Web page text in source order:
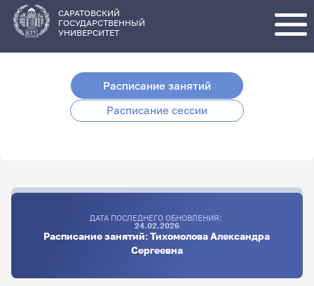
основному
содержанию
САРАТОВСКИЙ
ГОСУДАРСТВЕННЫЙ
УНИВЕРСИТЕТ
Расписание занятий
Расписание сессии
ДАТА ПОСЛЕДНЕГО ОБНОВЛЕНИЯ:
24.02.2026
Расписание занятий: Тихомолова Александра
Сергеевна